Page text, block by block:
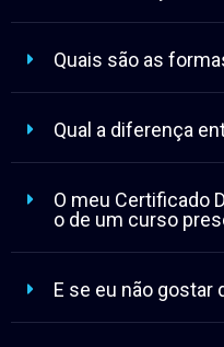
Quais são as
Qual a diferença
O meu Certificado
o de um curso
E se eu não gostar